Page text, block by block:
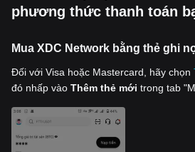
phương thức thanh toán
Mua XDC Network bằng thẻ ghi
Đối với Visa hoặc Mastercard, hãy chọn
đó nhấp vào Thêm thẻ mới trong tab